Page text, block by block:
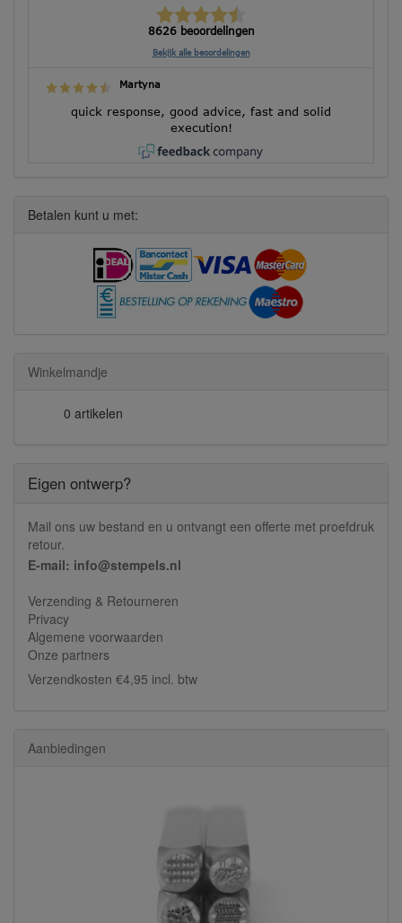
8626 beoordelingen
Bekijk alle beoordelingen
Martyna
quick response, good advice, fast and solid
execution!
Betalen kunt u met:
Winkelmandje
0 artikelen
Eigen ontwerp?
Mail ons uw bestand en u ontvangt een offerte met proefdruk
retour.
E-mail: info@stempels.nl
Verzending & Retourneren
Privacy
Algemene voorwaarden
Onze partners
Verzendkosten €4,95 incl. btw
Aanbiedingen